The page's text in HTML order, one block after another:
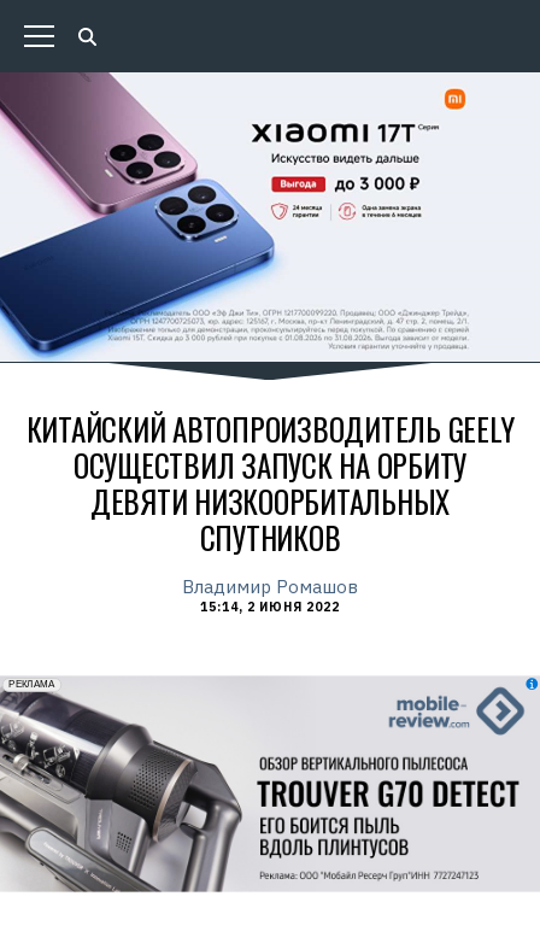
КИТАЙСКИЙ АВТОПРОИЗВОДИТЕЛЬ GEELY
ОСУЩЕСТВИЛ ЗАПУСК НА ОРБИТУ
ДЕВЯТИ НИЗКООРБИТАЛЬНЫХ
СПУТНИКОВ
Владимир Ромашов
15:14, 2 ИЮНЯ 2022
erid: 2VfnxxmNzs5
РЕКЛАМА